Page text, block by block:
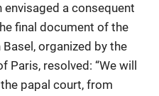
a consequent
final document of the
organized by the
resolved: “We will
papal court, from